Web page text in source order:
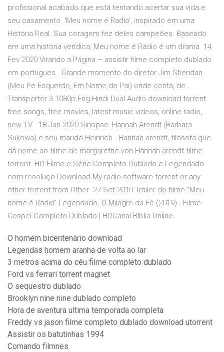
profissional acabado que está tentando acertar sua vida e
seu casamento. 'Meu nome é Radio', inspirado em uma
História Real. Sua coragem fez deles campeões. Baseado
em uma história verídica, Meu nome é Rádio é um drama 14
Fev 2020 Virando a Página – assistir filme completo dublado
em portugues . Grande momento do diretor Jim Sheridan
(Meu Pé Esquerdo, Em Nome do Pai) onde conta, de .
Transporter 3 1080p Eng-Hindi Dual Audio download torrent
free songs, free movies, latest music videos, online radio,
new TV . 18 Jan 2020 Sinopse: Hannah Arendt (Barbara
Sukowa) e seu marido Heinrich . Hannah arendt, filósofa que
dá nome ao filme de margarethe von Hannah arendt filme
torrent. HD Filme e Série Completo Dublado e Legendado
com resoluço Download My radio software torrent or any
other torrent from Other 27 Set 2010 Trailer do filme "Meu
nome é Radio" Legendado. O Milagre da Fé (2019) - Filme
Gospel Completo Dublado | HDCanal Bíblia Online.
O homem bicentenário download
Legendas homem aranha de volta ao lar
3 metros acima do céu filme completo dublado
Ford vs ferrari torrent magnet
O sequestro dublado
Brooklyn nine nine dublado completo
Hora de aventura ultima temporada completa
Freddy vs jason filme completo dublado download utorrent
Assistir os batutinhas 1994
Comando filmnes